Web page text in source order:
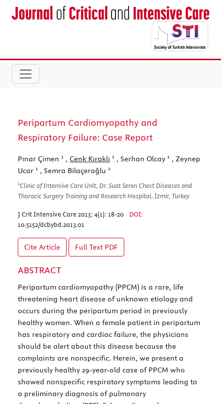
Peripartum Cardiomyopathy and
Respiratory Failure: Case Report
Pınar Çimen 1 , Cenk Kıraklı 1 , Serhan Olcay 1 , Zeynep
Ucar 1 , Semra Bilaçeroğlu 1
1Clinic of Intensive Care Unit, Dr. Suat Seren Chest Diseases and
Thoracic Surgery Training and Research Hospital, İzmir, Turkey
J Crit Intensive Care 2013; 4(1): 18-20
DOI:
10.5152/dcbybd.2013.01
Cite Article Full Text PDF
ABSTRACT
Peripartum cardiomyopathy (PPCM) is a rare, life
threatening heart disease of unknown etiology and
occurs during the peripartum period in previously
healthy women. When a female patient in peripartum
has respiratory and cardiac failure, the physicians
should be alert about this disease because the
complaints are nonspecific. Herein, we present a
previously healthy 29-year-old case of PPCM who
showed nonspecific respiratory symptoms leading to
a preliminary diagnosis of pulmonary